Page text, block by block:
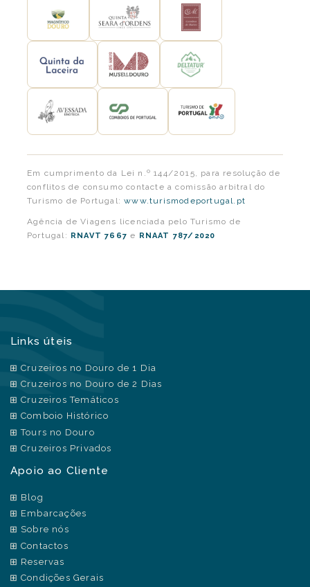
Em cumprimento da Lei n.º 144/2015, para resolução de
conflitos de consumo contacte a comissão arbitral do
Turismo de Portugal:www.turismodeportugal.pt
Agência de Viagens licenciada pelo Turismo de
Portugal:
RNAVT 7667 e RNAAT 787/2020
Links úteis
Cruzeiros no Douro de 1 Dia
Cruzeiros no Douro de 2 Dias
Cruzeiros Temáticos
Comboio Histórico
Tours no Douro
Cruzeiros Privados
Apoio ao Cliente
Blog
Embarcações
Sobre nós
Contactos
Reservas
Condições Gerais